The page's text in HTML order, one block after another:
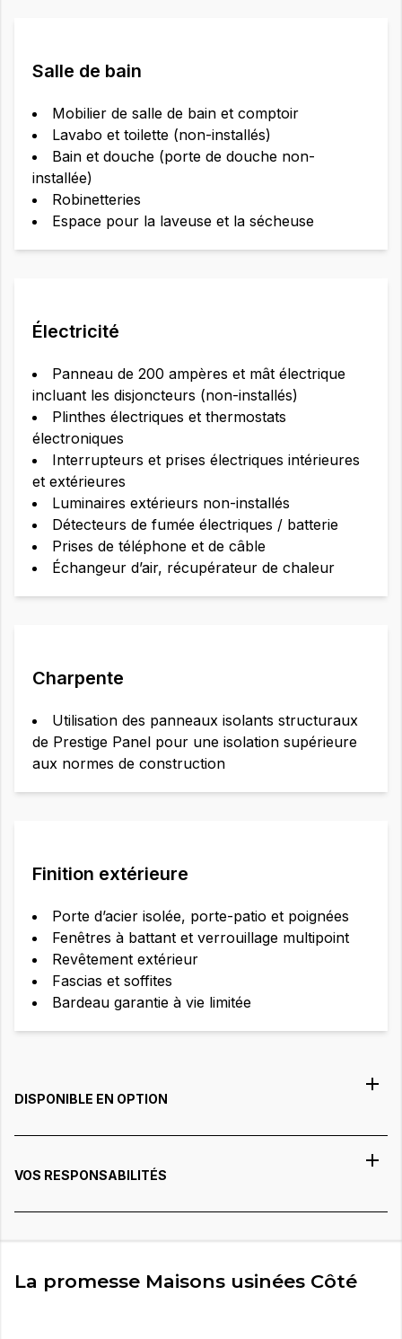
Salle de bain
Mobilier de salle de bain et comptoir
Lavabo et toilette (non-installés)
Bain et douche (porte de douche non-
installée)
Robinetteries
Espace pour la laveuse et la sécheuse
Électricité
Panneau de 200 ampères et mât électrique
incluant les disjoncteurs (non-installés)
Plinthes électriques et thermostats
électroniques
Interrupteurs et prises électriques intérieures
et extérieures
Luminaires extérieurs non-installés
Détecteurs de fumée électriques / batterie
Prises de téléphone et de câble
Échangeur d’air, récupérateur de chaleur
Charpente
Utilisation des panneaux isolants structuraux
de Prestige Panel pour une isolation supérieure
aux normes de construction
Finition extérieure
Porte d’acier isolée, porte-patio et poignées
Fenêtres à battant et verrouillage multipoint
Revêtement extérieur
Fascias et soffites
Bardeau garantie à vie limitée
DISPONIBLE EN OPTION
VOS RESPONSABILITÉS
La promesse Maisons usinées Côté